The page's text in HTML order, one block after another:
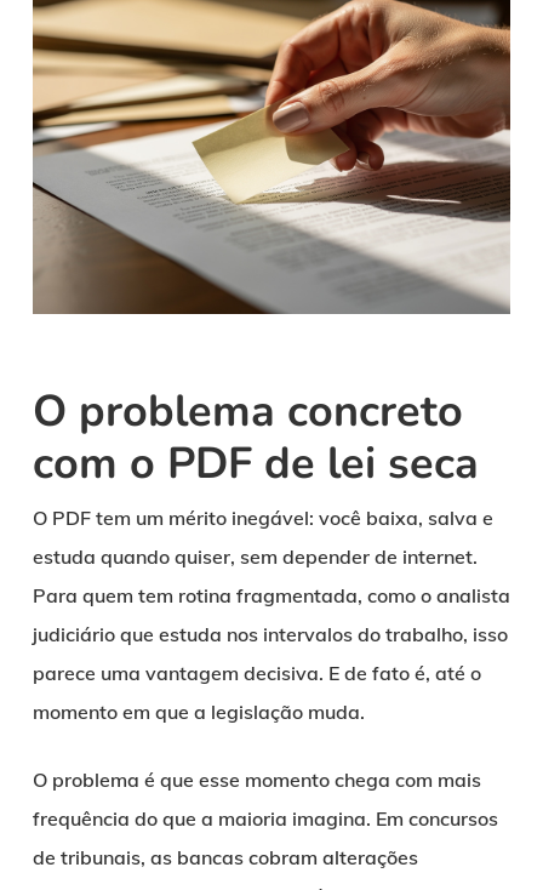
O problema concreto
com o PDF de lei seca
O PDF tem um mérito inegável: você baixa, salva e
estuda quando quiser, sem depender de internet.
Para quem tem rotina fragmentada, como o analista
judiciário que estuda nos intervalos do trabalho, isso
parece uma vantagem decisiva. E de fato é, até o
momento em que a legislação muda.
O problema é que esse momento chega com mais
frequência do que a maioria imagina. Em concursos
de tribunais, as bancas cobram alterações